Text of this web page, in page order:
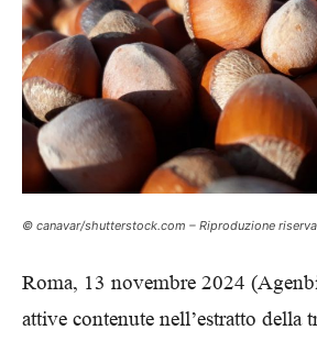
© canavar/shutterstock.com – Riproduzione
Roma, 13 novembre 2024
attive contenute nell’estratto della